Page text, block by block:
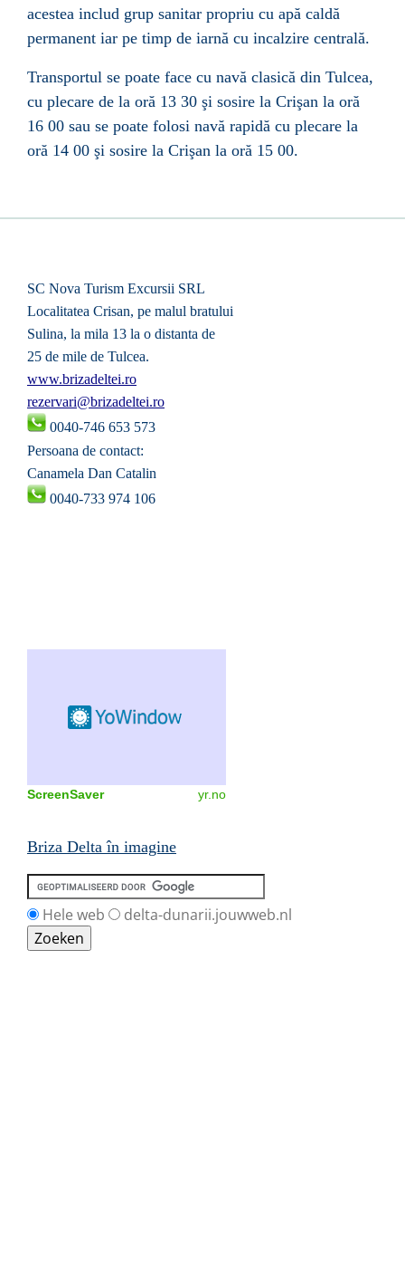
acestea includ grup sanitar propriu cu apă caldă
permanent iar pe timp de iarnă cu incalzire centrală.
Transportul se poate face cu navă clasică din Tulcea,
cu plecare de la oră 13 30 şi sosire la Crişan la oră
16 00 sau se poate folosi navă rapidă cu plecare la
oră 14 00 şi sosire la Crişan la oră 15 00.
SC Nova Turism Excursii SRL
Localitatea Crisan, pe malul bratului
Sulina, la mila 13 la o distanta de
25 de mile de Tulcea.
www.brizadeltei.ro
rezervari@brizadeltei.ro
0040-746 653 573
Persoana de contact:
Canamela Dan Catalin
0040-733 974 106
ScreenSaver yr.no
Briza Delta în imagine
Hele web delta-dunarii.jouwweb.nl